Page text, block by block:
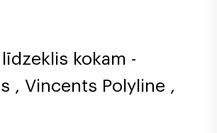
kokam -
, Vincents Polyline ,